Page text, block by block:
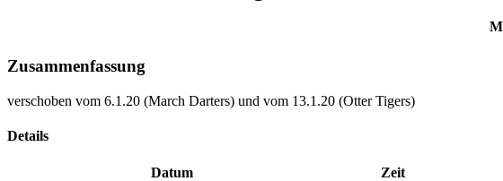
Zusammenfassung
verschoben vom 6.1.20 (March Darters) und vom 13.1.20 (Otter Tigers)
Details
Datum Zeit